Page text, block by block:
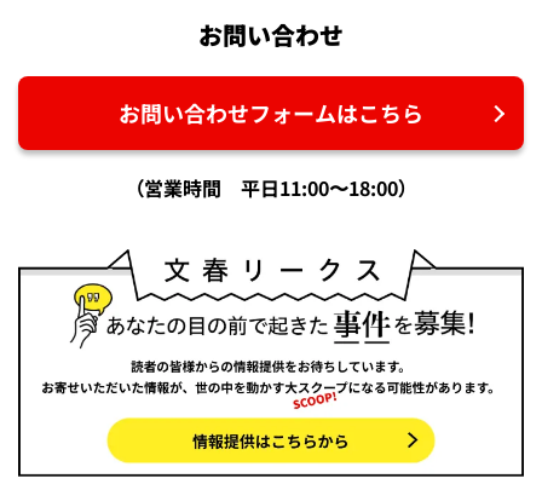
お問い合わせ
お問い合わせフォームはこちら
（営業時間 平日11:00〜18:00）